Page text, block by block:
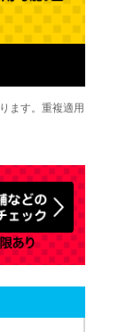
ます。重複適用